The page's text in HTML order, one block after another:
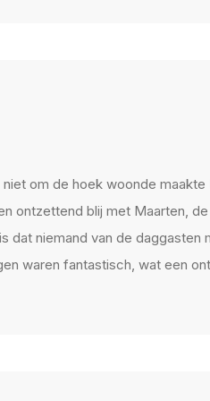
om de hoek woonde
ontzettend blij met Maarten,
dat niemand van de daggasten
waren fantastisch, wat een